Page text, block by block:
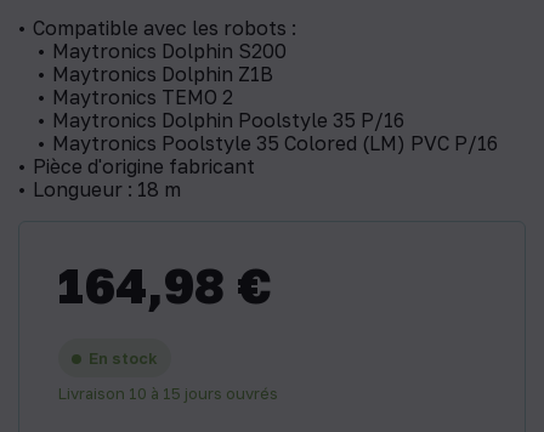
Compatible avec les robots :
Maytronics Dolphin S200
Maytronics Dolphin Z1B
Maytronics TEMO 2
Maytronics Dolphin Poolstyle 35 P/16
Maytronics Poolstyle 35 Colored (LM) PVC P/16
Pièce d'origine fabricant
Longueur : 18 m
164,98 €
En stock
Livraison 10 à 15 jours ouvrés